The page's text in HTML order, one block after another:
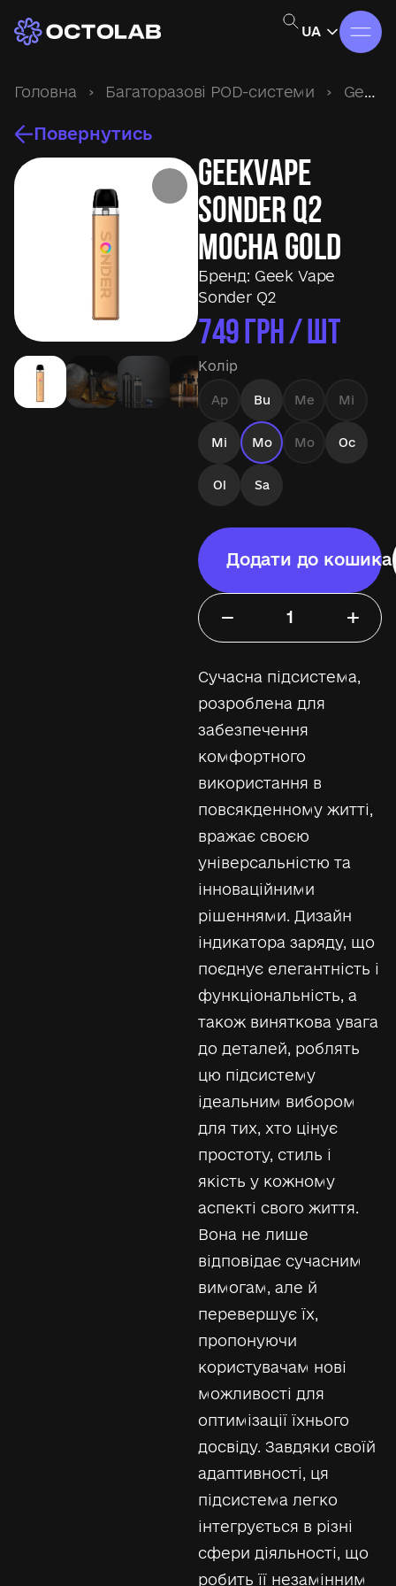
UA
Головна › Багаторазові POD-системи › Geek Vape Sonder Q2
Повернутись
Geekvape
Sonder Q2
Mocha Gold
Бренд: Geek Vape
Sonder Q2
749ГРН / ШТ
Колір
Ap Bu Me Mi
Mi Mo Mo Oc
Ol Sa
− +
Додати до кошика
Сучасна підсистема,
розроблена для
забезпечення
комфортного
використання в
повсякденному житті,
вражає своєю
універсальністю та
інноваційними
рішеннями. Дизайн
індикатора заряду, що
поєднує елегантність і
функціональність, а
також виняткова увага
до деталей, роблять
цю підсистему
ідеальним вибором
для тих, хто цінує
простоту, стиль і
якість у кожному
аспекті свого життя.
Вона не лише
відповідає сучасним
вимогам, але й
перевершує їх,
пропонуючи
користувачам нові
можливості для
оптимізації їхнього
досвіду. Завдяки своїй
адаптивності, ця
підсистема легко
інтегрується в різні
сфери діяльності, що
робить її незамінним